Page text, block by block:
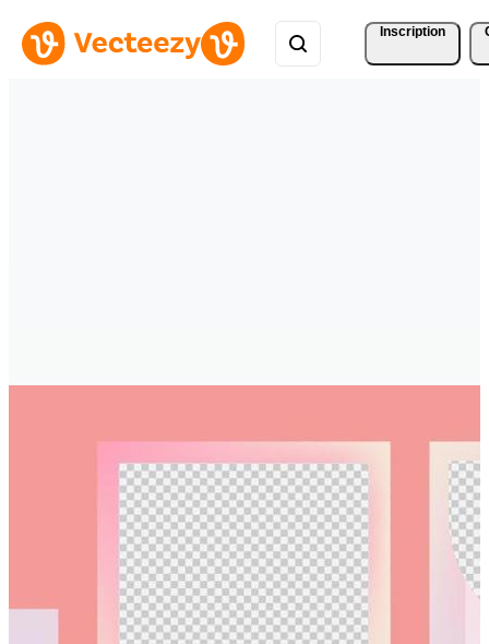
Inscription